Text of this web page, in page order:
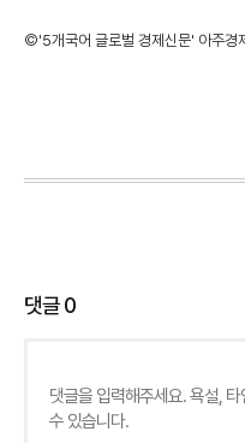
©'5개국어 글로벌 경제신문' 아주경
댓글0